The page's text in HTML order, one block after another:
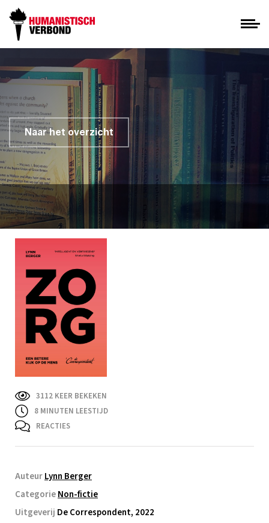
Naar het overzicht
3112 KEER BEKEKEN
8 MINUTEN LEESTIJD
REACTIES
AuteurLynn Berger
CategorieNon-fictie
Uitgeverij De Correspondent, 2022